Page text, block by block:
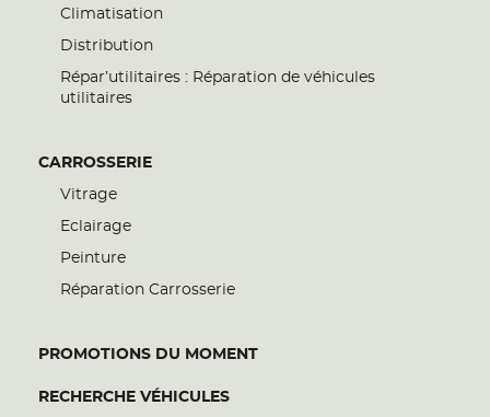
Climatisation
Distribution
Répar’utilitaires : Réparation de véhicules
utilitaires
CARROSSERIE
Vitrage
Eclairage
Peinture
Réparation Carrosserie
PROMOTIONS DU MOMENT
RECHERCHE VÉHICULES